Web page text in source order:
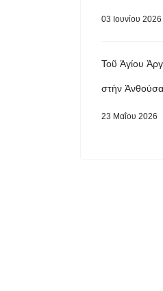
03 Ιουνίου 2026
Τοῦ Ἁγίου
στὴν Ἀνθούσα
23 Μαΐου 2026